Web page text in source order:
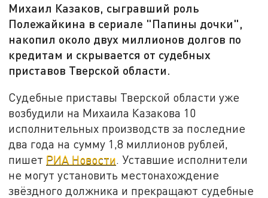
Михаил Казаков, сыгравший роль
Полежайкина в сериале "Папины дочки",
накопил около двух миллионов долгов по
кредитам и скрывается от судебных
приставов Тверской области.
Судебные приставы Тверской области уже
возбудили на Михаила Казакова 10
исполнительных производств за последние
два года на сумму 1,8 миллионов рублей,
пишет РИА Новости. Уставшие исполнители
не могут установить местонахождение
звёздного должника и прекращают судебные